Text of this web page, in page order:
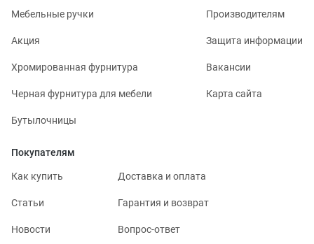
Мебельные ручки
Акция
Хромированная фурнитура
Черная фурнитура для мебели
Бутылочницы
Производителям
Защита информации
Вакансии
Карта сайта
Покупателям
Как купить Доставка и оплата
Статьи Гарантия и возврат
Новости Вопрос-ответ